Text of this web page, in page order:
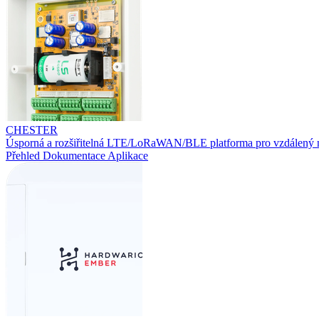
CHESTER
Úsporná a rozšiřitelná LTE/LoRaWAN/BLE platforma pro vzdálený
Přehled Dokumentace Aplikace